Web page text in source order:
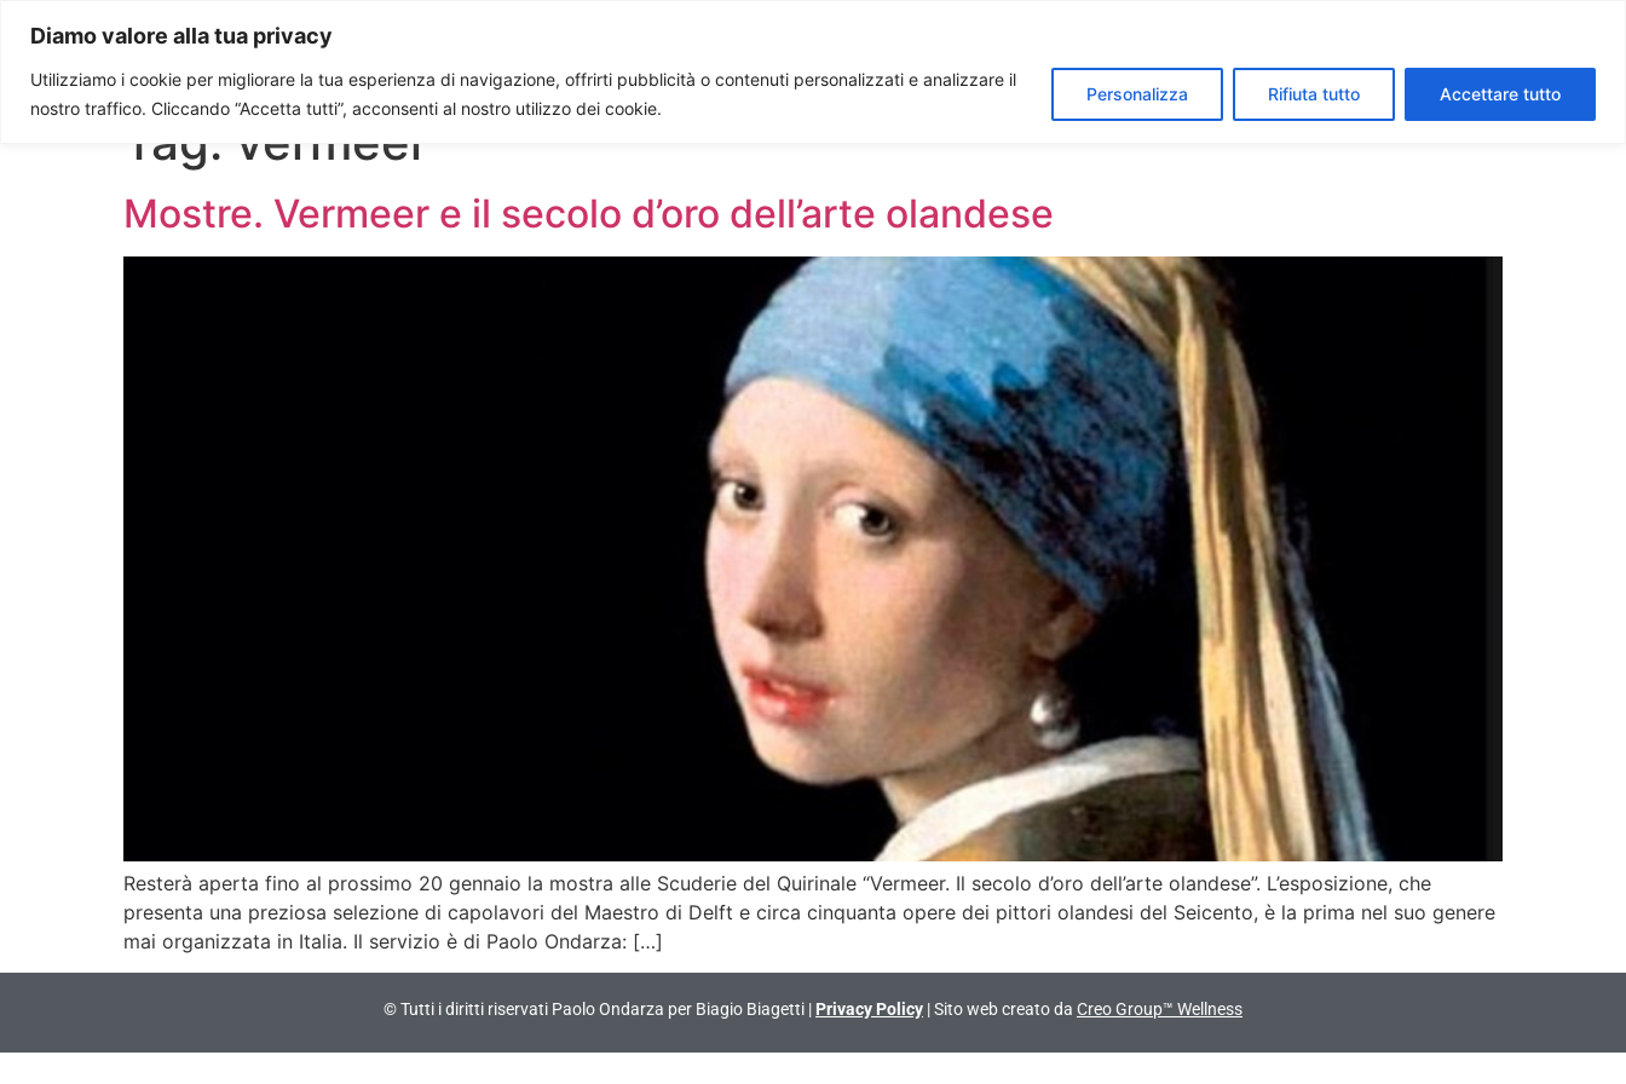
Diamo valore alla tua privacy
Utilizziamo i cookie per migliorare la tua esperienza di navigazione, offrirti pubblicità o contenuti personalizzati e analizzare il
nostro traffico. Cliccando “Accetta tutti”, acconsenti al nostro utilizzo dei cookie.
Personalizza Rifiuta tutto Accettare tutto
Paolo Ondarza
Tag: vermeer
Mostre. Vermeer e il secolo d’oro dell’arte olandese
Resterà aperta fino al prossimo 20 gennaio la mostra alle Scuderie del Quirinale “Vermeer. Il secolo d’oro dell’arte olandese”. L’esposizione, che
presenta una preziosa selezione di capolavori del Maestro di Delft e circa cinquanta opere dei pittori olandesi del Seicento, è la prima nel suo genere
mai organizzata in Italia. Il servizio è di Paolo Ondarza: […]
© Tutti i diritti riservati Paolo Ondarza per Biagio Biagetti | Privacy Policy | Sito web creato da Creo Group™ Wellness